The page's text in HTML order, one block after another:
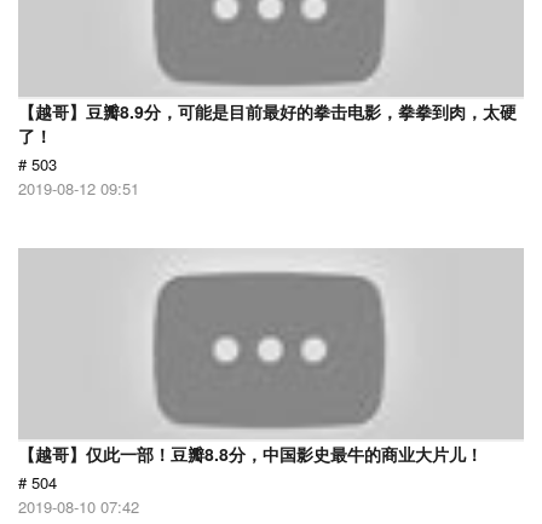
【越哥】豆瓣8.9分，可能是目前最好的拳击电影，拳拳到肉，太硬
了！
# 503
2019-08-12 09:51
【越哥】仅此一部！豆瓣8.8分，中国影史最牛的商业大片儿！
# 504
2019-08-10 07:42